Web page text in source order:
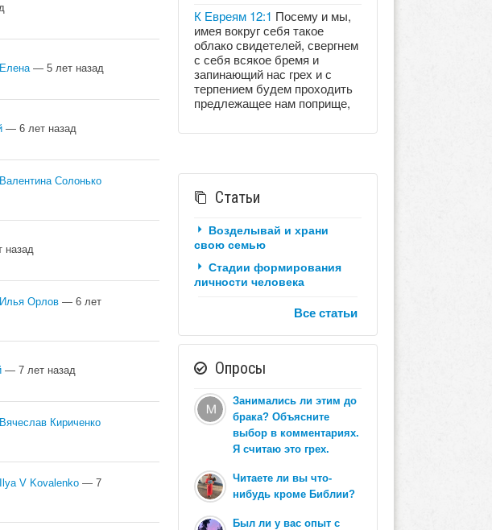
Елена — 5 лет назад
— 6 лет назад
Валентина Солонько
назад
Илья Орлов — 6 лет
— 7 лет назад
Вячеслав Кириченко
Ilya V Kovalenko — 7
К Евреям 12:1 Посему и мы,
имея вокруг себя такое
облако свидетелей, свергнем
с себя всякое бремя и
запинающий нас грех и с
терпением будем проходить
предлежащее нам поприще,
Статьи
Возделывай и храни
свою семью
Стадии формирования
личности человека
Все статьи
Опросы
Занимались ли этим до
брака? Объясните
выбор в комментариях.
Я считаю это грех.
Читаете ли вы что-
нибудь кроме Библии?
Был ли у вас опыт с